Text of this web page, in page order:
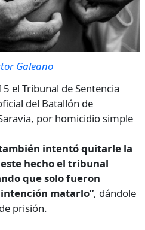
Galeano
el Tribunal de Sentencia
del Batallón de
por homicidio simple
intentó quitarle la
hecho el tribunal
que solo fueron
intención matarlo”, dándole
prisión.